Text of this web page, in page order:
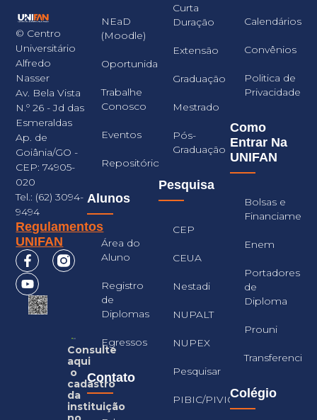
© Centro
Universitário
Alfredo
Nasser
Av. Bela Vista
N.º 26 - Jd das
Esmeraldas
Ap. de
Goiânia/GO -
CEP: 74905-
020
Tel.: (62) 3094-
9494
Regulamentos
UNIFAN
Consulte
aqui
o
cadastro
da
instituição
Calendários
Convênios
Politica de
Privacidade
Como
Entrar Na
UNIFAN
Bolsas e
Enem
Portadores
de
Diploma
Prouni
Transferencia
Colégio
Curta
Duração
Extensão
Graduação
Mestrado
Pós-
Graduação
Pesquisa
CEP
CEUA
Nestadi
NUPALT
NUPEX
Pesquisar
PIBIC/PIVIC
NEaD
(Moodle)
Oportunidades
Trabalhe
Conosco
Eventos
Repositório
Alunos
Área do
Aluno
Registro
de
Diplomas
Egressos
Contato